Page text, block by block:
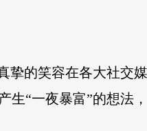
挚的笑容在各大社交
“一夜暴富”的想法